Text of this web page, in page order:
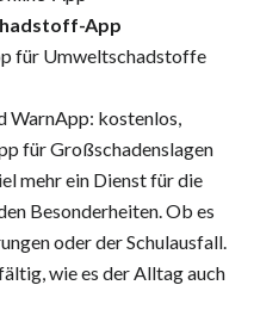
App
für Umweltschadstoffe
WarnApp: kostenlos,
für Großschadenslagen
mehr ein Dienst für die
Besonderheiten. Ob es
oder der Schulausfall.
wie es der Alltag auch